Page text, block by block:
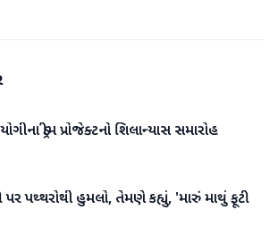
ડ્રીમ પ્રોજેક્ટનો શિલાન્યાસ સમારોહ
પર પથ્થરોથી હુમલો, તેમણે કહ્યું, 'મારું માથું ફૂટી